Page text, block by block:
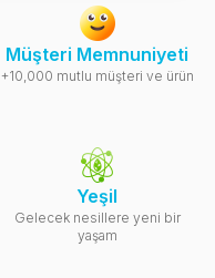
Müşteri Memnuniyeti
+10,000 mutlu müşteri ve ürün
Yeşil
Gelecek nesillere yeni bir
yaşam